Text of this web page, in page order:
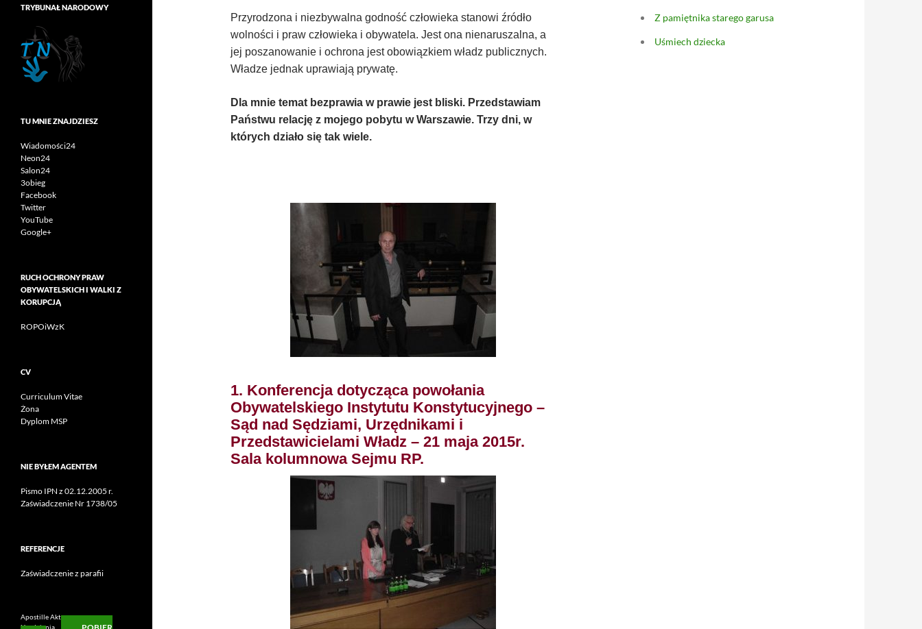
Przyrodzona i niezbywalna godność człowieka stanowi źródło
wolności i praw człowieka i obywatela. Jest ona nienaruszalna, a
jej poszanowanie i ochrona jest obowiązkiem władz publicznych.
Władze jednak uprawiają prywatę.
Dla mnie temat bezprawia w prawie jest bliski. Przedstawiam
Państwu relację z mojego pobytu w Warszawie. Trzy dni, w
których działo się tak wiele.
1. Konferencja dotycząca powołania
Obywatelskiego Instytutu Konstytucyjnego –
Sąd nad Sędziami, Urzędnikami i
Przedstawicielami Władz – 21 maja 2015r.
Sala kolumnowa Sejmu RP.
Z pamiętnika starego garusa
Uśmiech dziecka
TRYBUNAŁ NARODOWY
TU MNIE ZNAJDZIESZ
Wiadomości24
Neon24
Salon24
3obieg
Facebook
Twitter
YouTube
Google+
RUCH OCHRONY PRAW
OBYWATELSKICH I WALKI Z
KORUPCJĄ
ROPOiWzK
CV
Curriculum Vitae
Żona
Dyplom MSP
NIE BYŁEM AGENTEM
Pismo IPN z 02.12.2005 r.
Zaświadczenie Nr 1738/05
REFERENCJE
Zaświadczenie z parafii
Apostille Aktu
Urodzienia